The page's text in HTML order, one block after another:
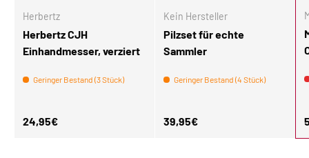
Herbertz
Herbertz CJH
Einhandmesser, verziert
Geringer Bestand (3 Stück)
Normaler Preis
24,95€
Kein Hersteller
Pilzset für echte
Sammler
Geringer Bestand (4 Stück)
Normaler Preis
39,95€